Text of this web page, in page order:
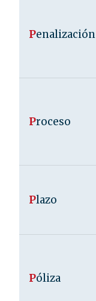
Penalización
Proceso
Plazo
Póliza